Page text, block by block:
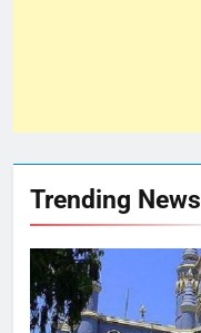
Trending News